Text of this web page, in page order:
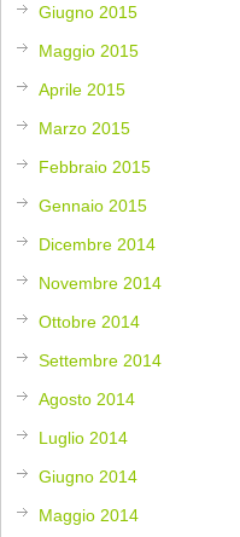
Giugno 2015
Maggio 2015
Aprile 2015
Marzo 2015
Febbraio 2015
Gennaio 2015
Dicembre 2014
Novembre 2014
Ottobre 2014
Settembre 2014
Agosto 2014
Luglio 2014
Giugno 2014
Maggio 2014